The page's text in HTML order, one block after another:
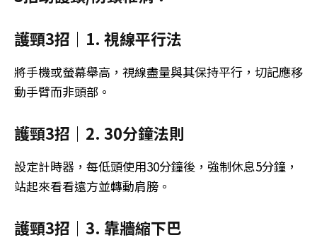
護頸3招｜1. 視線平行法
將手機或螢幕舉高，視線盡量與其保持平行，切記應移
動手臂而非頭部。
護頸3招｜2. 30分鐘法則
設定計時器，每低頭使用30分鐘後，強制休息5分鐘，
站起來看看遠方並轉動肩膀。
護頸3招｜3. 靠牆縮下巴